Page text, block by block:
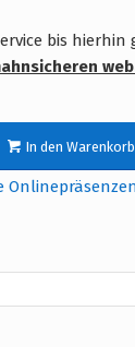
bis
In den